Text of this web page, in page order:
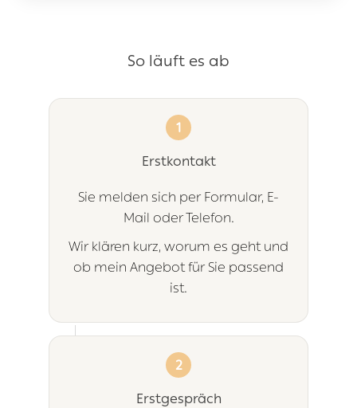
So läuft es ab
1
Erstkontakt
Sie melden sich per Formular, E-
Mail oder Telefon.
Wir klären kurz, worum es geht und
ob mein Angebot für Sie passend
ist.
2
Erstgespräch